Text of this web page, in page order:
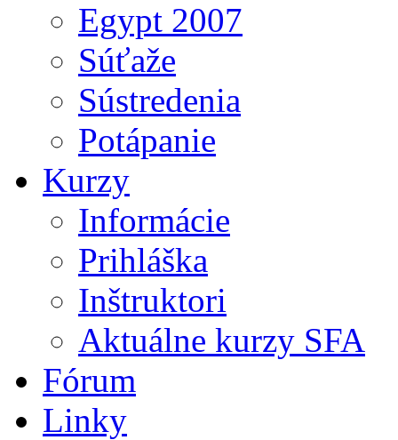
Egypt 2007
Súťaže
Sústredenia
Potápanie
Kurzy
Informácie
Prihláška
Inštruktori
Aktuálne kurzy SFA
Fórum
Linky